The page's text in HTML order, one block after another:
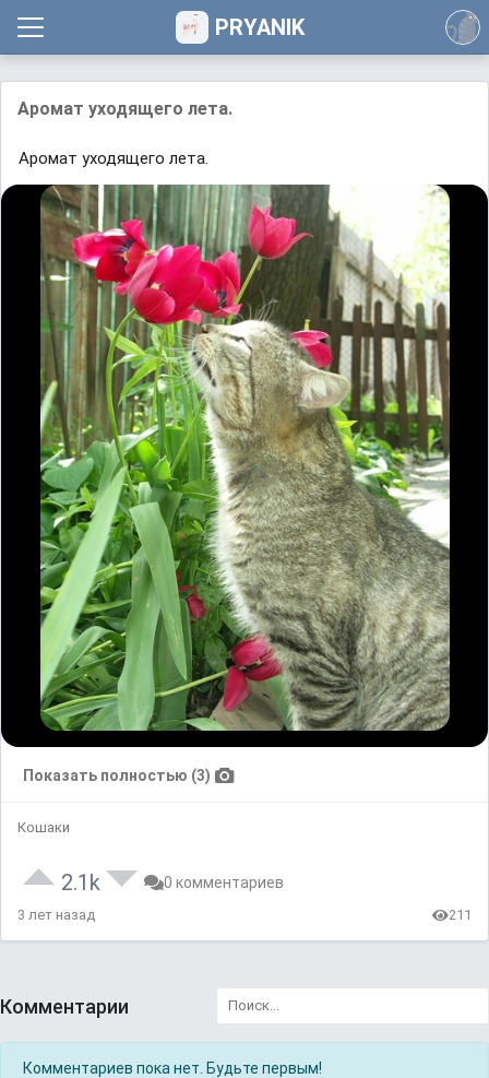
PRYANIK
Аромат уходящего лета.
Аромат уходящего лета.
Показать полностью (3)
Кошаки
2.1k 0 комментариев
3 лет назад 211
Комментарии
Комментариев пока нет. Будьте первым!